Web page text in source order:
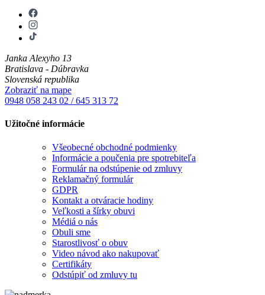
Janka Alexyho 13
Bratislava - Dúbravka
Slovenská republika
Zobraziť na mape
0948 058 243 02 / 645 313 72
Užitočné informácie
Všeobecné obchodné podmienky
Informácie a poučenia pre spotrebiteľa
Formulár na odstúpenie od zmluvy
Reklamačný formulár
GDPR
Kontakt a otváracie hodiny
Veľkosti a šírky obuvi
Médiá o nás
Obuli sme
Starostlivosť o obuv
Video návod ako nakupovať
Certifikáty
Odstúpiť od zmluvy tu